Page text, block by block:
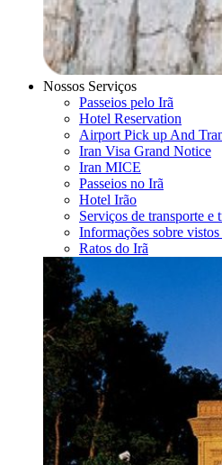
Nossos Serviços
Passeios pelo Irã
Hotel Reservation
Airport Pick up And
Iran Visa Grand Notice
Iran MICE
Passeios no Irã
Hotel Irão
Serviços de transporte e
Informações sobre
Ratos do Irã